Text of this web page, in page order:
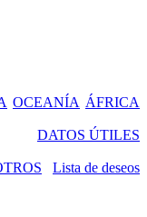
trucos y
OCEANÍA ÁFRICA
DATOS ÚTILES
Lista de deseos